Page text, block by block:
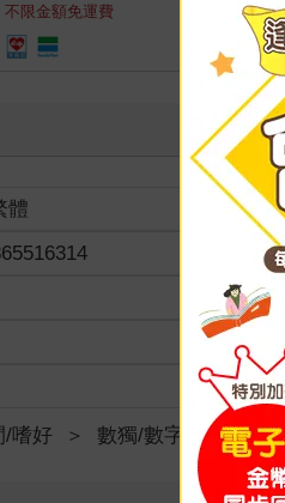
不限金額免運費
體
/嗜好 ＞ 數獨/數字遊戲